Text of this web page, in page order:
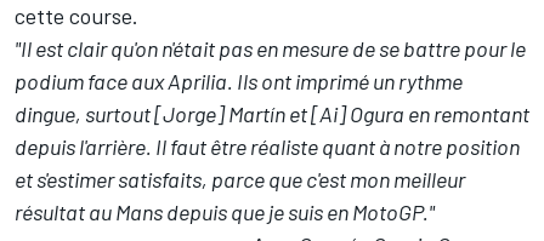
cette course.
"Il est clair qu'on n'était pas en mesure de se battre pour le
podium face aux Aprilia. Ils ont imprimé un rythme
dingue, surtout [Jorge] Martín et [Ai] Ogura en remontant
depuis l'arrière. Il faut être réaliste quant à notre position
et s'estimer satisfaits, parce que c'est mon meilleur
résultat au Mans depuis que je suis en MotoGP."